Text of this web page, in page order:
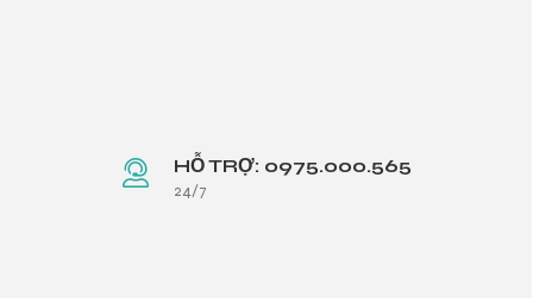
HỖ TRỢ: 0975.000.565
24/7